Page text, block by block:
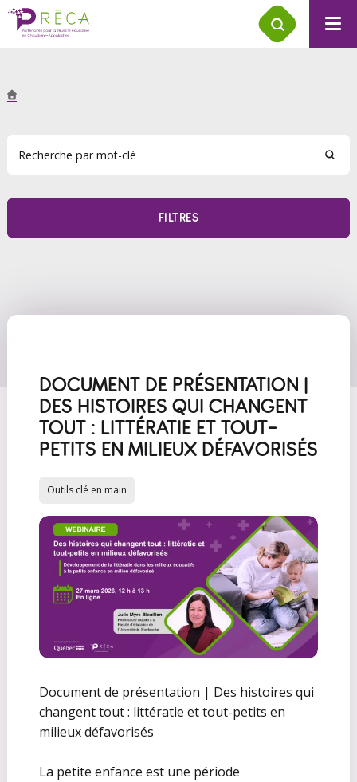
FILTRES
DOCUMENT DE PRÉSENTATION |
DES HISTOIRES QUI CHANGENT
TOUT : LITTÉRATIE ET TOUT-
PETITS EN MILIEUX DÉFAVORISÉS
Outils clé en main
Document de présentation | Des histoires qui
changent tout : littératie et tout-petits en
milieux défavorisés
La petite enfance est une période